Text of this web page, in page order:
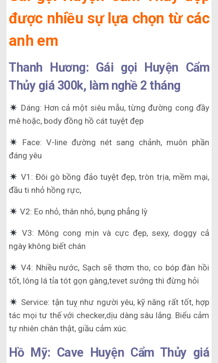
được nhiều sự lựa chọn từ các
anh em
Thanh Hương: Gái gọi Huyện Cẩm
Thủy giá 300k, làm nghề 2 tháng
Dáng: Hơn cả một siêu mẫu, từng đường cong đầy
mê hoặc, body đồng hồ cát tuyệt đẹp
Face: V-line đường nét sang chảnh, muôn phần
đáng yêu
V1: Đôi gò bồng đảo tuyệt đẹp, tròn trịa, mềm mại,
đầu ti nhỏ hồng rực,
V2: Eo nhỏ, thân nhỏ, bụng phẳng lỳ
V3: Mông cong mịn và cực đẹp, sexy, doggy cả
ngày không biết chán
V4: Nhiều nước, Sạch sẽ thơm tho, co bóp đàn hồi
tốt, lông lá tỉa tót gọn gàng,tevet sướng thì đừng hỏi
Service: tận tuỵ như người yêu, kỹ năng rất tốt, hợp
tác mọi tư thế với checker,dịu dàng sâu lắng. Biểu cảm
tự nhiên chân thật, giầu cảm xúc.
Hồ Mỹ: Cave Huyện Cẩm Thủy giá